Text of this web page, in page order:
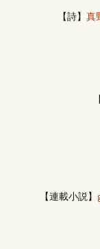
【詩】 真
【連載小説】